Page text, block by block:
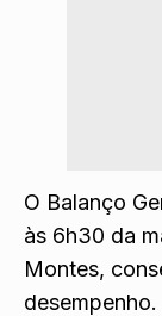
O Balanço
às 6h30 da
Montes,